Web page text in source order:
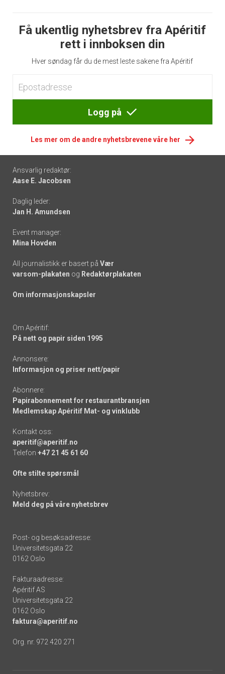
Få ukentlig nyhetsbrev fra Apéritif
rett i innboksen din
Hver søndag får du de mest leste sakene fra Apéritif
Logg på
Les mer om de andre nyhetsbrevene våre her
Footer
-
links
Ansvarlig redaktør:
Aase E. Jacobsen
Daglig leder:
Jan H. Amundsen
Event manager:
Mina Hovden
All journalistikk er basert på Vær
varsom-plakaten og Redaktørplakaten
Om informasjonskapsler
Om Apéritif:
På nett og papir siden 1995
Annonsere:
Informasjon og priser nett/papir
Abonnere:
Papirabonnement for restaurantbransjen
Medlemskap Apéritif Mat- og vinklubb
Kontakt oss:
aperitif@aperitif.no
Telefon +47 21 45 61 60
Ofte stilte spørsmål
Nyhetsbrev:
Meld deg på våre nyhetsbrev
Post- og besøksadresse:
Universitetsgata 22
0162 Oslo
Fakturaadresse:
Apéritif AS
Universitetsgata 22
0162 Oslo
faktura@aperitif.no
Org. nr. 972 420 271